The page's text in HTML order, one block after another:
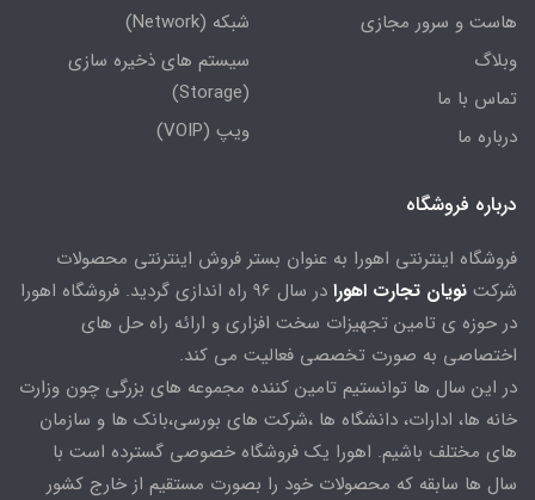
هاست و سرور مجازی
وبلاگ
تماس با ما
درباره ما
شبکه (Network)
سیستم های ذخیره سازی
(Storage)
ویپ (VOIP)
درباره فروشگاه
فروشگاه اینترنتی اهورا به عنوان بستر فروش اینترنتی محصولات
شرکت نویان تجارت اهورا
در سال 96 راه اندازی گردید. فروشگاه اهورا
در حوزه ی تامین تجهیزات سخت افزاری و ارائه راه حل های
اختصاصی به صورت تخصصی فعالیت می کند.
در این سال ها توانستیم تامین کننده مجموعه های بزرگی چون وزارت
خانه ها، ادارات، دانشگاه ها ،شرکت های بورسی،بانک ها و سازمان
های مختلف باشیم. اهورا یک فروشگاه خصوصی گسترده است با
سال ها سابقه که محصولات خود را بصورت مستقیم از خارج کشور